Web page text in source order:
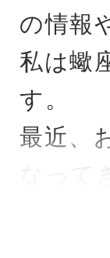
の情報
私は蠍
す。
最近、
いつ